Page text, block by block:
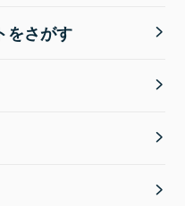
をさがす